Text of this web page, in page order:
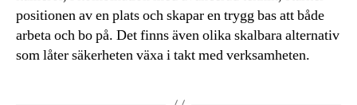
positionen av en plats och skapar en trygg bas att både
arbeta och bo på. Det finns även olika skalbara alternativ
som låter säkerheten växa i takt med verksamheten.